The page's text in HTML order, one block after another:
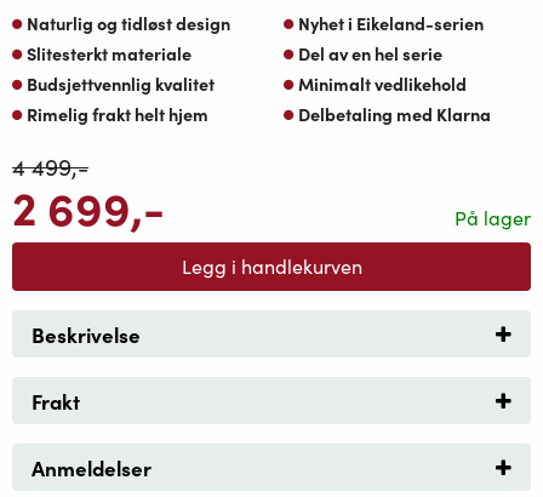
Naturlig og tidløst design
Nyhet i Eikeland-serien
Slitesterkt materiale
Del av en hel serie
Budsjettvennlig kvalitet
Minimalt vedlikehold
Rimelig frakt helt hjem
Delbetaling med Klarna
På lager
4 499,-
2 699,-
Legg i handlekurven
Beskrivelse
Frakt
Anmeldelser